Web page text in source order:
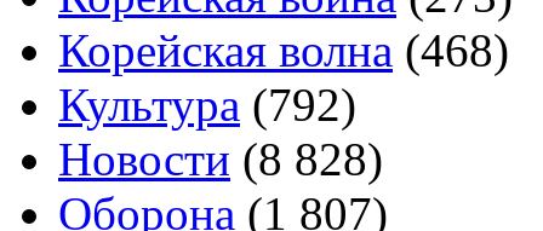
Корейская волна (468)
Культура (792)
Новости (8 828)
Оборона (1 807)